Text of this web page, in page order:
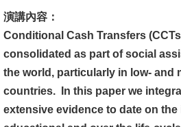
教
研
資
源
與
演講內容：
Conditional Cash Transfers
consolidated as part of social
the world, particularly in low- and
countries. In this paper we
extensive evidence to date on the